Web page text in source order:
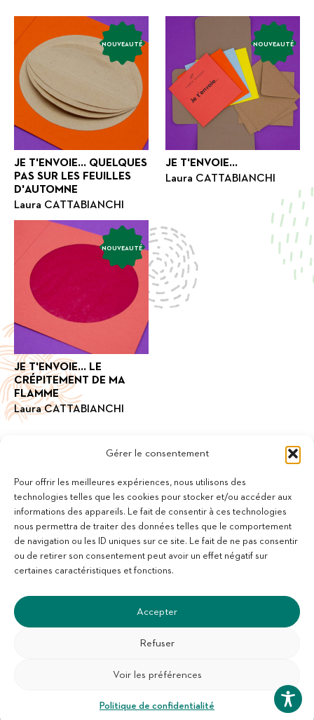
Gérer le consentement
Pour offrir les meilleures expériences, nous utilisons des
technologies telles que les cookies pour stocker et/ou accéder aux
informations des appareils. Le fait de consentir à ces technologies
nous permettra de traiter des données telles que le comportement
de navigation ou les ID uniques sur ce site. Le fait de ne pas consentir
ou de retirer son consentement peut avoir un effet négatif sur
certaines caractéristiques et fonctions.
Accepter
Refuser
Voir les préférences
Politique de confidentialité
JE T'ENVOIE... QUELQUES
PAS SUR LES FEUILLES
D'AUTOMNE
Laura CATTABIANCHI
NOUVEAUTÉ
JE T'ENVOIE...
Laura CATTABIANCHI
NOUVEAUTÉ
JE T'ENVOIE... LE
CRÉPITEMENT DE MA
FLAMME
Laura CATTABIANCHI
NOUVEAUTÉ
11 bis Rue des Novalles
21240 Talant - France
+33 (0)3 80 59 22 88
Membre de la Fédération des Aveugles de France
Membre du collectif Les Éditeurs Atypiques
SUIVEZ-NOUS :